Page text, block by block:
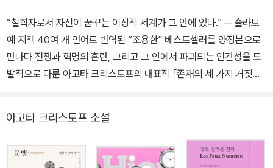
“철학자로서 자신이 꿈꾸는 이상적 세계가 그 안에 있다.” ─ 슬라보
예 지젝 40여 개 언어로 번역된 “조용한” 베스트셀러를 양장본으로
만나다 전쟁과 혁명의 혼란, 그리고 그 안에서 파괴되는 인간성을 도
발적으로 다룬 아고타 크리스토프의 대표작 『존재의 세 가지 거짓말』
김연수, 은희경, 평론가 이동진 등 국내외 유명 인사들의 추천과 독자
들의 입소문을 통해 국내에서도 손에 꼽는 “인생 소설”로 자리매김한
지 오래이다. 새로 출시되는 양장본은 많은 독자들의 기대에 부응하
아고타 크리스토프 소설